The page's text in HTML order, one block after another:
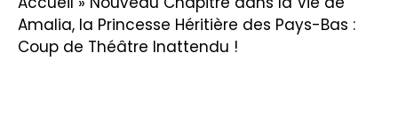
Amalia, la Princesse Héritière des Pays-Bas :
Coup de Théâtre Inattendu !